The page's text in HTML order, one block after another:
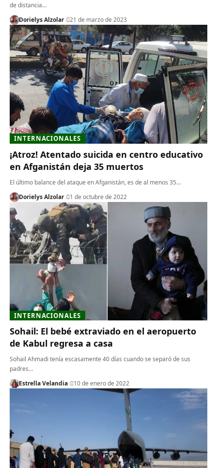
de distancia…
Dorielys Alzolar
21 de marzo de 2023
INTERNACIONALES
¡Atroz! Atentado suicida en centro educativo
en Afganistán deja 35 muertos
El último balance del ataque en Afganistán, es de al menos 35…
Dorielys Alzolar
1 de octubre de 2022
INTERNACIONALES
Sohail: El bebé extraviado en el aeropuerto
de Kabul regresa a casa
Sohail Ahmadi tenía escasamente 40 días cuando se separó de sus
padres…
Estrella Velandia
10 de enero de 2022